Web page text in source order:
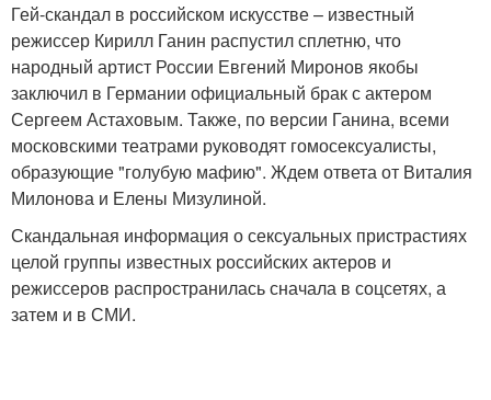
Гей-скандал в российском искусстве – известный
режиссер Кирилл Ганин распустил сплетню, что
народный артист России Евгений Миронов якобы
заключил в Германии официальный брак с актером
Сергеем Астаховым. Также, по версии Ганина, всеми
московскими театрами руководят гомосексуалисты,
образующие "голубую мафию". Ждем ответа от Виталия
Милонова и Елены Мизулиной.
Скандальная информация о сексуальных пристрастиях
целой группы известных российских актеров и
режиссеров распространилась сначала в соцсетях, а
затем и в СМИ.